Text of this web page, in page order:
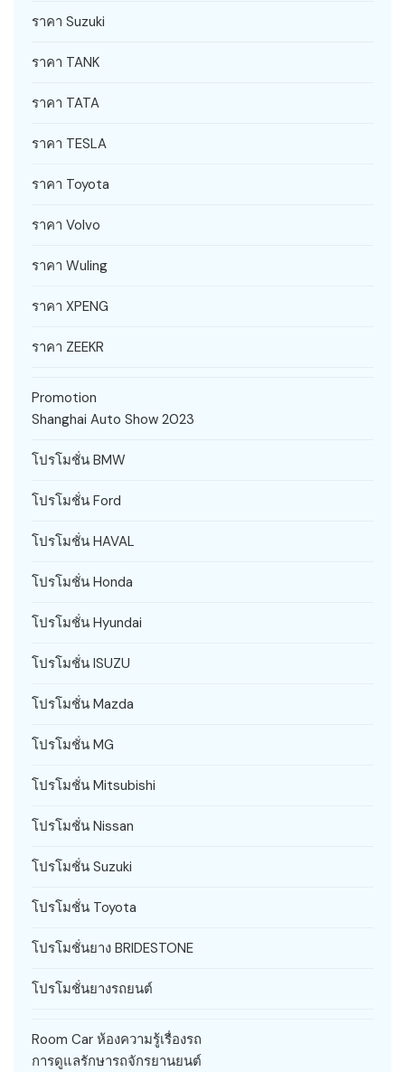
ราคา Suzuki
ราคา TANK
ราคา TATA
ราคา TESLA
ราคา Toyota
ราคา Volvo
ราคา Wuling
ราคา XPENG
ราคา ZEEKR
Promotion
Shanghai Auto Show 2023
โปรโมชั่น BMW
โปรโมชั่น Ford
โปรโมชั่น HAVAL
โปรโมชั่น Honda
โปรโมชั่น Hyundai
โปรโมชั่น ISUZU
โปรโมชั่น Mazda
โปรโมชั่น MG
โปรโมชั่น Mitsubishi
โปรโมชั่น Nissan
โปรโมชั่น Suzuki
โปรโมชั่น Toyota
โปรโมชั่นยาง BRIDESTONE
โปรโมชั่นยางรถยนต์
Room Car ห้องความรู้เรื่องรถ
การดูแลรักษารถจักรยานยนต์